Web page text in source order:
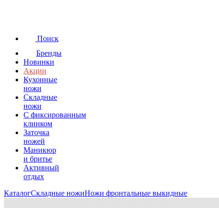
Поиск
Бренды
Новинки
Акции
Кухонные
ножи
Складные
ножи
C фиксированным
клинком
Заточка
ножей
Маникюр
и бритье
Активный
отдых
КаталогСкладные ножиНожи фронтальные выкидные